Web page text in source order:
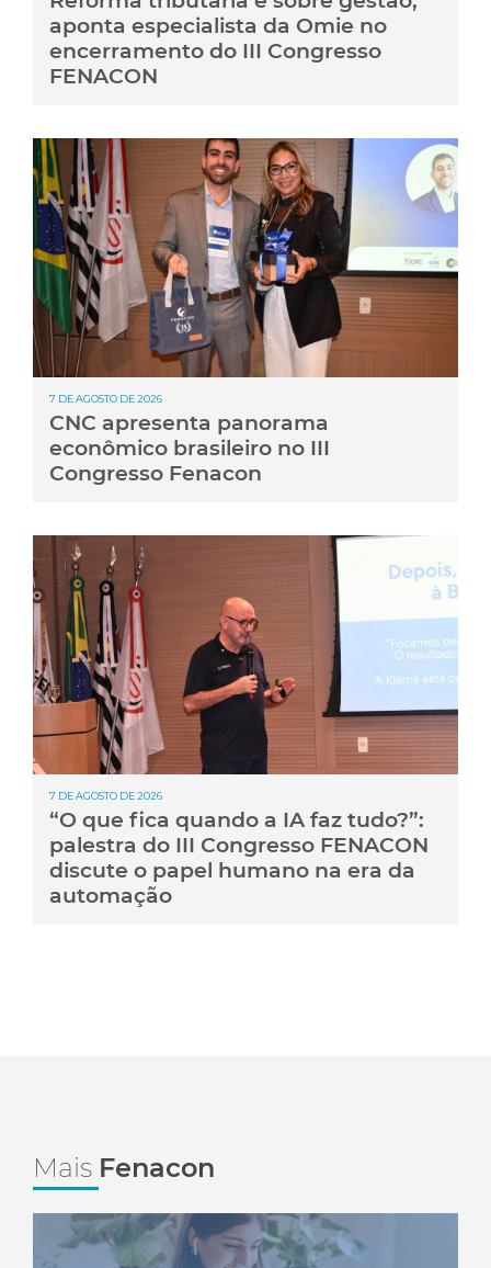
aponta especialista da Omie no
encerramento do III Congresso
FENACON
7 DE AGOSTO DE 2026
CNC apresenta panorama
econômico brasileiro no III
Congresso Fenacon
7 DE AGOSTO DE 2026
“O que fica quando a IA faz tudo?”:
palestra do III Congresso FENACON
discute o papel humano na era da
automação
Mais Fenacon